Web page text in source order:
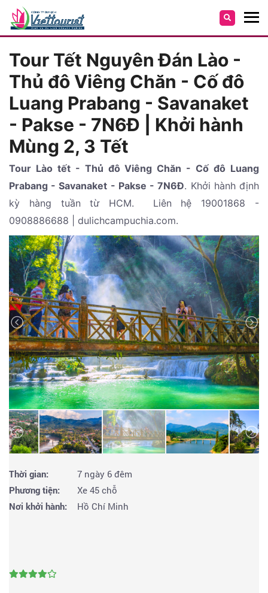
Tour Tết Nguyên Đán Lào -
Thủ đô Viêng Chăn - Cố đô
Luang Prabang - Savanaket
- Pakse - 7N6Đ | Khởi hành
Mùng 2, 3 Tết
Tour Lào tết - Thủ đô Viêng Chăn - Cố đô Luang
Prabang - Savanaket - Pakse - 7N6Đ. Khởi hành định
kỳ hàng tuần từ HCM. Liên hệ 19001868 -
0908886688 | dulichcampuchia.com.
Thời gian:
7 ngày 6 đêm
Phương tiện:
Xe 45 chỗ
Nơi khởi hành:
Hồ Chí Minh